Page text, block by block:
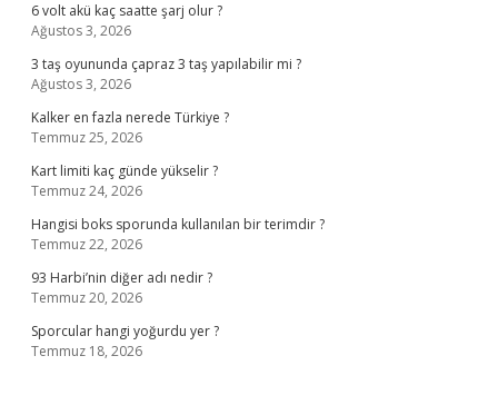
6 volt akü kaç saatte şarj olur ?
Ağustos 3, 2026
3 taş oyununda çapraz 3 taş yapılabilir mi ?
Ağustos 3, 2026
Kalker en fazla nerede Türkiye ?
Temmuz 25, 2026
Kart limiti kaç günde yükselir ?
Temmuz 24, 2026
Hangisi boks sporunda kullanılan bir terimdir ?
Temmuz 22, 2026
93 Harbi’nin diğer adı nedir ?
Temmuz 20, 2026
Sporcular hangi yoğurdu yer ?
Temmuz 18, 2026